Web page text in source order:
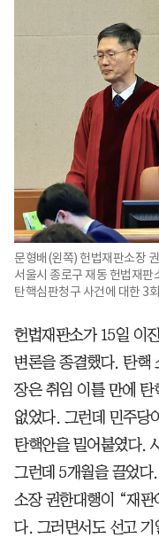
문형배(왼쪽) 헌법재판소장
서울시 종로구 재동 헌법재
탄핵심판청구 사건에 대한 3
헌법재판소가 15일 이
변론을 종결했다. 탄핵
장은 취임 이틀 만에
없었다. 그런데 민주당
탄핵안을 밀어붙였다.
그런데 5개월을 끌었
소장 권한대행이 “재
다. 그러면서도 선고